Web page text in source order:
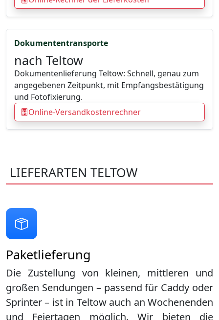
Dokumententransporte
nach Teltow
Dokumentenlieferung Teltow: Schnell, genau zum
angegebenen Zeitpunkt, mit Empfangsbestätigung
und Fotofixierung.
Online-Versandkostenrechner
LIEFERARTEN TELTOW
Paketlieferung
Die Zustellung von kleinen, mittleren und
großen Sendungen – passend für Caddy oder
Sprinter – ist in Teltowauch an Wochenenden
und Feiertagen möglich. Wir bieten die